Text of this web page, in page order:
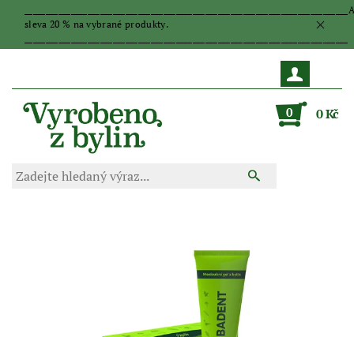
sleva 20 % na vybrané produkty.
0 0 Kč